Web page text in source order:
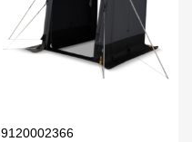
9120002366